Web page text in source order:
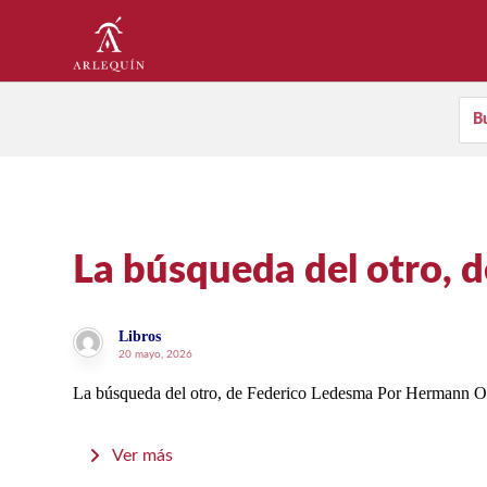
La búsqueda del otro,
Libros
20 mayo, 2026
La búsqueda del otro, de Federico Ledesma Por Hermann
Ver más